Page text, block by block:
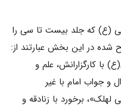
(ع) که جلد بیست تا سی را
در این بخش عبارتند از:
با کارگزارانش، علم و
و جواب امام با غیر
لهلک»، برخورد با زنادقه و